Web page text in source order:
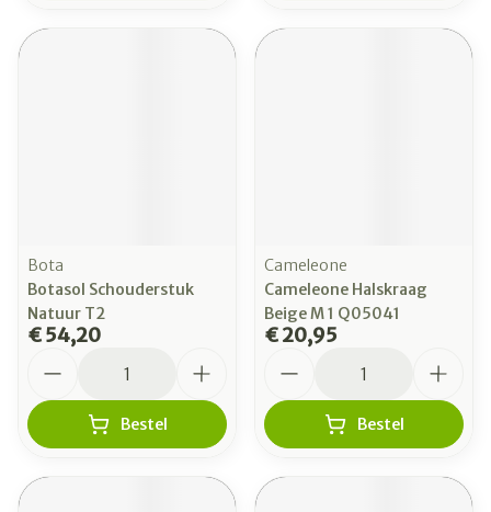
Bota
Botasol Schouderstuk
Natuur T2
€ 54,20
Bestel
Cameleone
Cameleone Halskraag
Beige M 1 Q05041
€ 20,95
Bestel